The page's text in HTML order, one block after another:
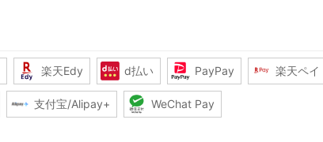
楽天Edy d払い PayPay 楽天ペイ
支付宝/Alipay+ WeChat Pay